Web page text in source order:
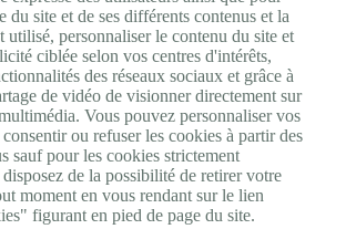
du site et de ses différents contenus et la
utilisé, personnaliser le contenu du site et
ciblée selon vos centres d'intérêts,
des réseaux sociaux et grâce à
de vidéo de visionner directement sur
Vous pouvez personnaliser vos
ou refuser les cookies à partir des
sauf pour les cookies strictement
disposez de la possibilité de retirer votre
moment en vous rendant sur le lien
figurant en pied de page du site.